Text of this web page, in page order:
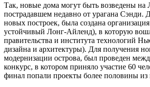
Так, новые дома могут быть возведены
пострадавшем недавно от урагана Сэнди.
новых построек, была создана
устойчивый Лонг-Айленд), в которую
правительства и института технологий
дизайна и архитектуры). Для получения
модернизации острова, был проведен
конкурс, в котором приняло участие 60
финал попали проекты более половины из